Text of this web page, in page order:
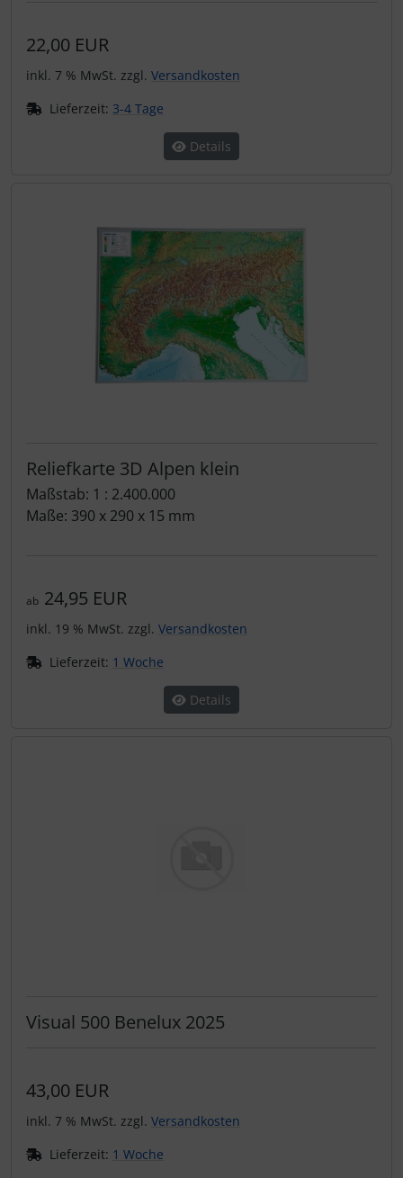
22,00 EUR
inkl. 7 % MwSt. zzgl. Versandkosten
Lieferzeit: 3-4 Tage
Details
Reliefkarte 3D Alpen klein
Maßstab: 1 : 2.400.000
Maße: 390 x 290 x 15 mm
ab 24,95 EUR
inkl. 19 % MwSt. zzgl. Versandkosten
Lieferzeit: 1 Woche
Details
Visual 500 Benelux 2025
43,00 EUR
inkl. 7 % MwSt. zzgl. Versandkosten
Lieferzeit: 1 Woche